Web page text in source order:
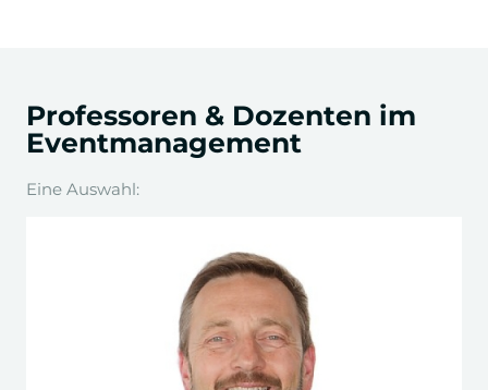
Professoren & Dozenten im
Eventmanagement
Eine Auswahl: